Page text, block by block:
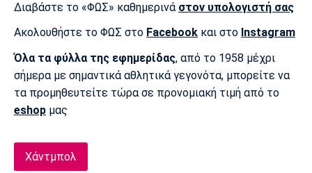
Διαβάστε το «ΦΩΣ» καθημερινά στον υπολογιστή σας
Ακολουθήστε το ΦΩΣ στο Facebook και στο Instagram
Όλα τα φύλλα της εφημερίδας, από το 1958 μέχρι
σήμερα με σημαντικά αθλητικά γεγονότα, μπορείτε να
τα προμηθευτείτε τώρα σε προνομιακή τιμή από το
eshop μας
Χάντμπολ